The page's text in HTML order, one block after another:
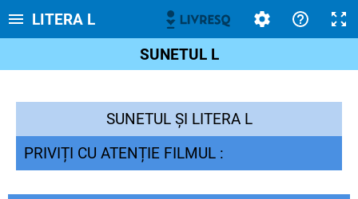
LITERA L
SUNETUL L
SUNETUL ȘI LITERA L
PRIVIȚI CU ATENȚIE FILMUL :